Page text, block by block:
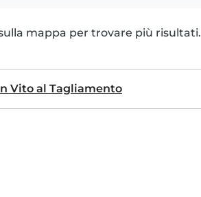
mappa per trovare più risultati.
Vito al Tagliamento